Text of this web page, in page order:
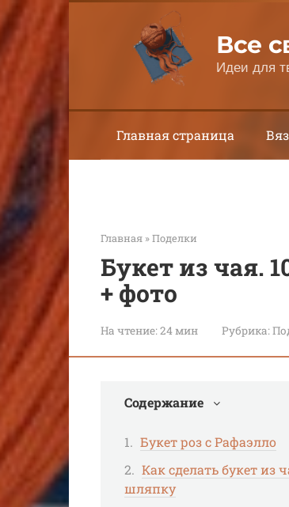
Перейти
к
контенту
Все
Идеи для
Главная страница
Главная »Поделки
Букет из чая.
+ фото
На чтение:24 мин Рубрика:
Содержание
Букет роз с Рафаэлло
Как сделать букет из
шляпку